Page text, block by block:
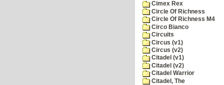
Cimex Rex
Circle Of Richness
Circle Of Richness M4
Circo Bianco
Circuits
Circus (v1)
Circus (v2)
Citadel (v1)
Citadel (v2)
Citadel Warrior
Citadel, The